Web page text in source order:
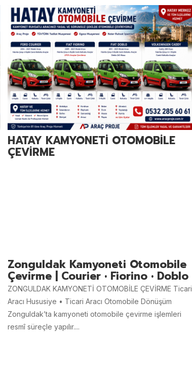
HATAY KAMYONETİ OTOMOBİLE
ÇEVİRME
Zonguldak Kamyoneti Otomobile
Çevirme | Courier • Fiorino • Doblo
ZONGULDAK KAMYONETİ OTOMOBİLE ÇEVİRME Ticari
Aracı Hususiye • Ticari Aracı Otomobile Dönüşüm
Zonguldak’ta kamyoneti otomobile çevirme işlemleri
resmî süreçle yapılır....